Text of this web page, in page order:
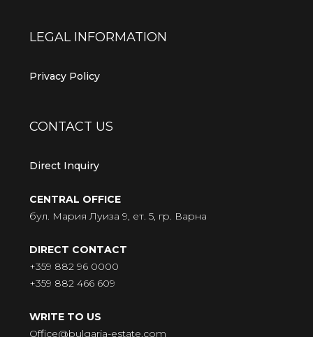
LEGAL INFORMATION
Privacy Policy
CONTACT US
Direct Inquiry
CENTRAL OFFICE
бул. Мария Луиза 9, ет. 5, гр. Варна
DIRECT CONTACT
+359 882 96 0000
+359 882 466 609
WRITE TO US
Office@bulgaria-estate.com